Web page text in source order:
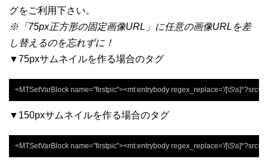
グをご利用下さい。
※「75px正方形の固定画像URL」に任意の画像URLを差
し替えるのを忘れずに！
▼75pxサムネイルを作る場合のタグ
<MTSetVarBlock name="firstpic"><mt:entrybody regex_replace='/
▼150pxサムネイルを作る場合のタグ
<MTSetVarBlock name="firstpic"><mt:entrybody regex_replace='/